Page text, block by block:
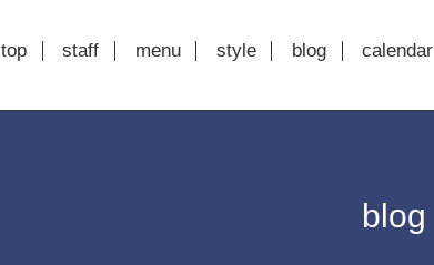
top staff menu style blog calendar
blog